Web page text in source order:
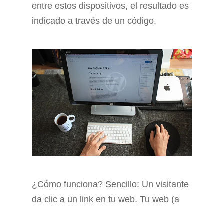
entre estos dispositivos, el resultado es
indicado a través de un código.
¿Cómo funciona? Sencillo: Un visitante
da clic a un link en tu web. Tu web (a